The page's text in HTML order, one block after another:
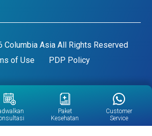
Columbia Asia All Rights Reserved
of Use
PDP Policy
Paket
Kesehatan
Customer
Service